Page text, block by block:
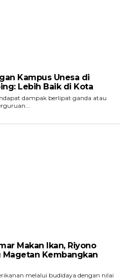
Kampus Unesa di
Lebih Baik di Kota
dampak berlipat ganda atau
Makan Ikan, Riyono
Magetan Kembangkan
melalui budidaya dengan nilai